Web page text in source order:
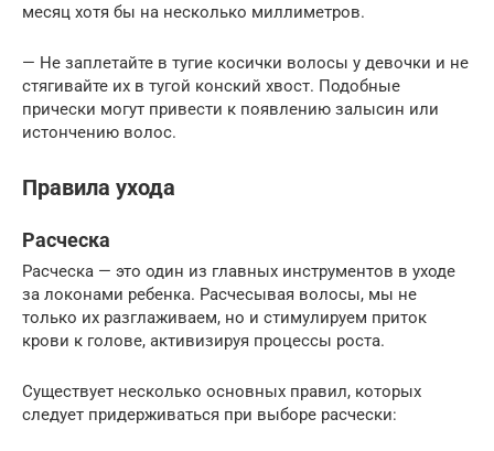
месяц хотя бы на несколько миллиметров.
— Не заплетайте в тугие косички волосы у девочки и не
стягивайте их в тугой конский хвост. Подобные
прически могут привести к появлению залысин или
истончению волос.
Правила ухода
Расческа
Расческа — это один из главных инструментов в уходе
за локонами ребенка. Расчесывая волосы, мы не
только их разглаживаем, но и стимулируем приток
крови к голове, активизируя процессы роста.
Существует несколько основных правил, которых
следует придерживаться при выборе расчески: